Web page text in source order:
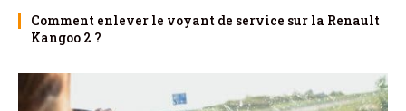
Comment enlever le voyant de service sur la Renault
Kangoo 2 ?